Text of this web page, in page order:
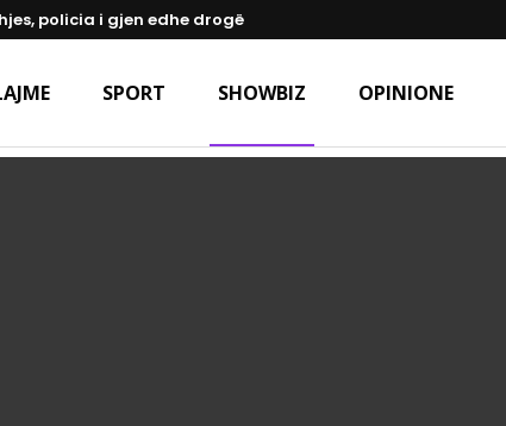
policia i gjen edhe drogë
SPORT SHOWBIZ OPINIONE